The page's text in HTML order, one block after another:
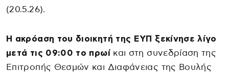
(20.5.26).
Η ακρόαση του διοικητή της ΕΥΠ ξεκίνησε λίγο
μετά τις 09:00 το πρωίκαι στη συνεδρίαση της
Επιτροπής Θεσμών και Διαφάνειας της Βουλής